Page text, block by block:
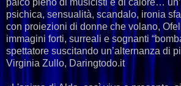
psichica, sensualità, scandalo, ironia
con proiezioni di donne che volano,
immagini forti, surreali e sognanti
spettatore suscitando un’alternanza di
Virginia Zullo, Daringtodo.it